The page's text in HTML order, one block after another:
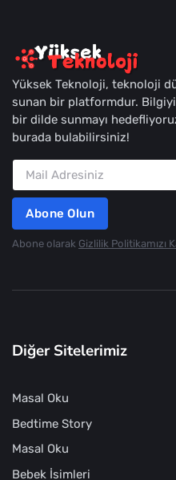
Yüksek Teknoloji, teknoloji
sunan bir platformdur.
bir dilde sunmayı
burada bulabilirsiniz!
Abone Olun
Abone olarak Gizlilik Politikamızı
Diğer Sitelerimiz
Masal Oku
Bedtime Story
Masal Oku
Bebek İsimleri